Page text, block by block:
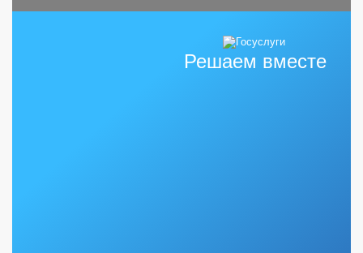
Решаем вместе